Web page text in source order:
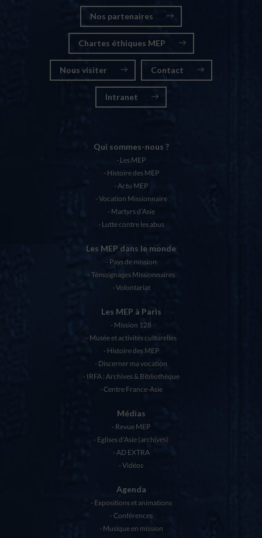
Nos partenaires
Chartes éthiques MEP
Nous visiter Contact
Intranet
Qui sommes-nous ?
Les MEP
Histoire des MEP
Actu MEP
Vocation Missionnaire
Martyrs d’Asie
Lutte contre les abus
Les MEP dans le monde
Pays de mission
Témoignages Missionnaires
Volontariat
Les MEP à Paris
Mission 128
Musée et activités culturelles
Histoire des MEP
Discerner ma vocation
IRFA : Archives & Bibliothèque
Centre France-Asie
Médias
Revue MEP
Eglises d’Asie (archives)
AD EXTRA
Vidéos
Agenda
Expositions et animations
Conférences
Musique en mission